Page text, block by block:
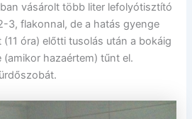
vásárolt több liter lefolyótisztító
3, flakonnal, de a hatás gyenge
óra) előtti tusolás után a bokáig
hazaértem) tűnt el.